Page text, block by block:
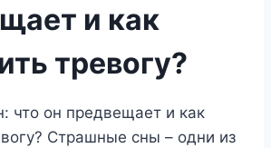
и как
тревогу?
что он предвещает и как
Страшные сны – одни из